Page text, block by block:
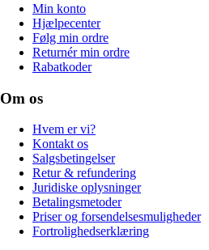
Min konto
Hjælpecenter
Følg min ordre
Returnér min ordre
Rabatkoder
Om os
Hvem er vi?
Kontakt os
Salgsbetingelser
Retur & refundering
Juridiske oplysninger
Betalingsmetoder
Priser og forsendelsesmuligheder
Fortrolighedserklæring